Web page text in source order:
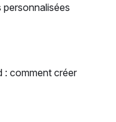
: comment créer